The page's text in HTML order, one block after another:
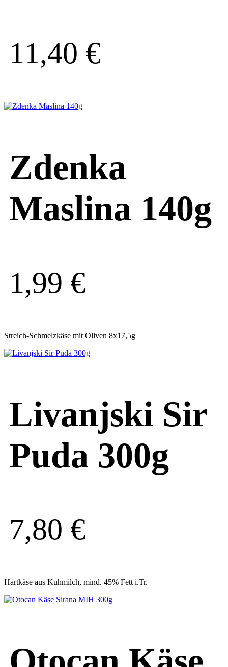
11,40 €
Zdenka
Maslina 140g
1,99 €
Streich-Schmelzkäse mit Oliven 8x17,5g
Livanjski Sir
Puda 300g
7,80 €
Hartkäse aus Kuhmilch, mind. 45% Fett i.Tr.